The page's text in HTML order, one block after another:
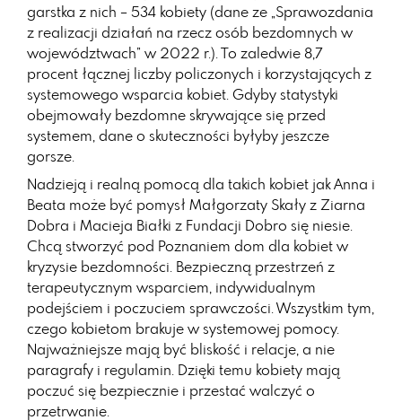
garstka z nich – 534 kobiety (dane ze „Sprawozdania
z realizacji działań na rzecz osób bezdomnych w
województwach” w 2022 r.). To zaledwie 8,7
procent łącznej liczby policzonych i korzystających z
systemowego wsparcia kobiet. Gdyby statystyki
obejmowały bezdomne skrywające się przed
systemem, dane o skuteczności byłyby jeszcze
gorsze.
Nadzieją i realną pomocą dla takich kobiet jak Anna i
Beata może być pomysł Małgorzaty Skały z Ziarna
Dobra i Macieja Białki z Fundacji Dobro się niesie.
Chcą stworzyć pod Poznaniem dom dla kobiet w
kryzysie bezdomności. Bezpieczną przestrzeń z
terapeutycznym wsparciem, indywidualnym
podejściem i poczuciem sprawczości. Wszystkim tym,
czego kobietom brakuje w systemowej pomocy.
Najważniejsze mają być bliskość i relacje, a nie
paragrafy i regulamin. Dzięki temu kobiety mają
poczuć się bezpiecznie i przestać walczyć o
przetrwanie.